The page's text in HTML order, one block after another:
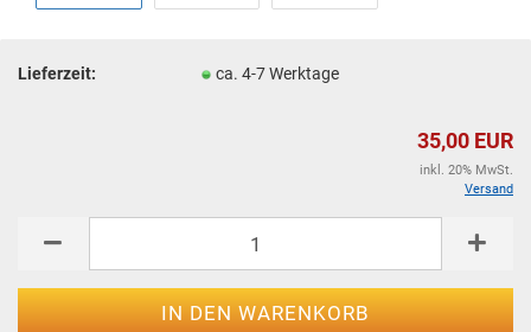
Lieferzeit: ca. 4-7 Werktage
35,00 EUR
inkl. 20% MwSt.
Versand